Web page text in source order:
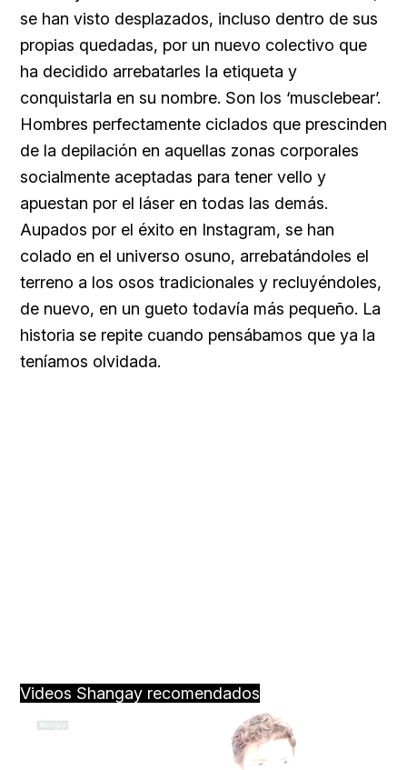
se han visto desplazados, incluso dentro de sus
propias quedadas, por un nuevo colectivo que
ha decidido arrebatarles la etiqueta y
conquistarla en su nombre. Son los ‘musclebear’.
Hombres perfectamente ciclados que prescinden
de la depilación en aquellas zonas corporales
socialmente aceptadas para tener vello y
apuestan por el láser en todas las demás.
Aupados por el éxito en Instagram, se han
colado en el universo osuno, arrebatándoles el
terreno a los osos tradicionales y recluyéndoles,
de nuevo, en un gueto todavía más pequeño. La
historia se repite cuando pensábamos que ya la
teníamos olvidada.
Videos Shangay recomendados